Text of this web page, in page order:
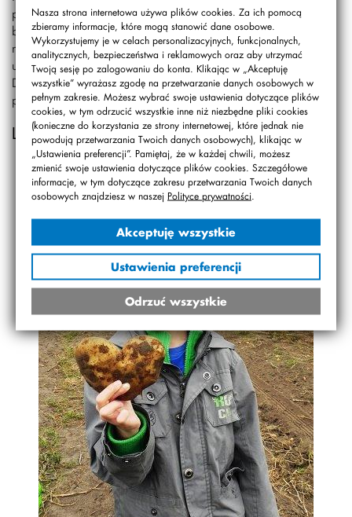
Nasza strona internetowa używa plików cookies. Za ich pomocą
zbieramy informacje, które mogą stanowić dane osobowe.
Wykorzystujemy je w celach personalizacyjnych, funkcjonalnych,
analitycznych, bezpieczeństwa i reklamowych oraz aby utrzymać
Twoją sesję po zalogowaniu do konta. Klikając w „Akceptuję
wszystkie” wyrażasz zgodę na przetwarzanie danych osobowych w
pełnym zakresie. Możesz wybrać swoje ustawienia dotyczące plików
cookies, w tym odrzucić wszystkie inne niż niezbędne pliki cookies
(konieczne do korzystania ze strony internetowej, które jednak nie
powodują przetwarzania Twoich danych osobowych), klikając w
„Ustawienia preferencji”. Pamiętaj, że w każdej chwili, możesz
zmienić swoje ustawienia dotyczące plików cookies. Szczegółowe
informacje, w tym dotyczące zakresu przetwarzania Twoich danych
osobowych znajdziesz w naszej Polityce prywatności
Akceptuję wszystkie
Ustawienia preferencji
Odrzuć wszystkie
prawdziwe wykopki ziemniaków, co dla mieszczuchów
było bardzo ciekawym doświadczeniem. No i ten
niezapomniany smak własnoręcznie wykopanych i
upieczonych w ognisku ziemniaków…
Dzień upłynął jak jedna chwila i był bardzo, bardzo
przyjemny…(jb)
Link do galerii